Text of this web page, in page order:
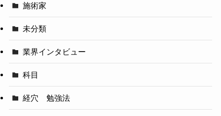
施術家
未分類
業界インタビュー
科目
経穴 勉強法